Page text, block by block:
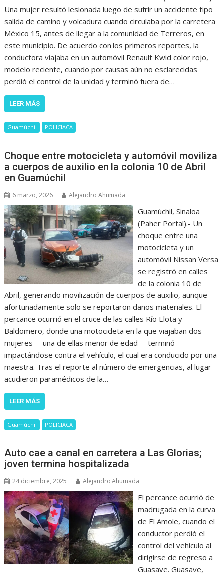
Una mujer resultó lesionada luego de sufrir un accidente tipo
salida de camino y volcadura cuando circulaba por la carretera
México 15, antes de llegar a la comunidad de Terreros, en
este municipio. De acuerdo con los primeros reportes, la
conductora viajaba en un automóvil Renault Kwid color rojo,
modelo reciente, cuando por causas aún no esclarecidas
perdió el control de la unidad y terminó fuera de…
LEER MÁS
Guamúchil POLICIACA
Choque entre motocicleta y automóvil moviliza
a cuerpos de auxilio en la colonia 10 de Abril
en Guamúchil
6 marzo, 2026 Alejandro Ahumada
Guamúchil, Sinaloa
(Paher Portal).- Un
choque entre una
motocicleta y un
automóvil Nissan Versa
se registró en calles
de la colonia 10 de
Abril, generando movilización de cuerpos de auxilio, aunque
afortunadamente solo se reportaron daños materiales. El
percance ocurrió en el cruce de las calles Río Elota y
Baldomero, donde una motocicleta en la que viajaban dos
mujeres —una de ellas menor de edad— terminó
impactándose contra el vehículo, el cual era conducido por una
maestra. Tras el reporte al número de emergencias, al lugar
acudieron paramédicos de la…
LEER MÁS
Guamúchil POLICIACA
Auto cae a canal en carretera a Las Glorias;
joven termina hospitalizada
24 diciembre, 2025 Alejandro Ahumada
El percance ocurrió de
madrugada en la curva
de El Amole, cuando el
conductor perdió el
control del vehículo al
dirigirse de regreso a
Guasave. Guasave,